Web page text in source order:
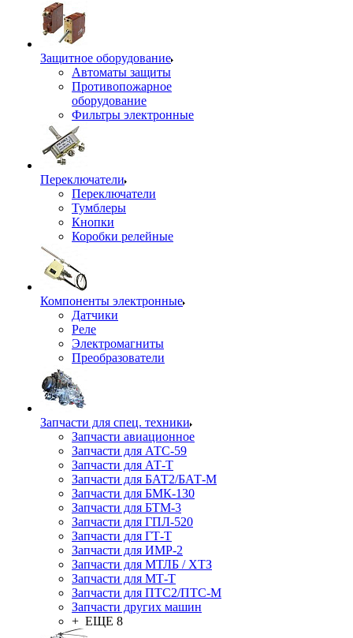
Защитное оборудование
Автоматы защиты
Противопожарное
оборудование
Фильтры электронные
Переключатели
Переключатели
Тумблеры
Кнопки
Коробки релейные
Компоненты электронные
Датчики
Реле
Электромагниты
Преобразователи
Запчасти для спец. техники
Запчасти авиационное
Запчасти для АТС-59
Запчасти для АТ-Т
Запчасти для БАТ2/БАТ-М
Запчасти для БМК-130
Запчасти для БТМ-3
Запчасти для ГПЛ-520
Запчасти для ГТ-Т
Запчасти для ИМР-2
Запчасти для МТЛБ / ХТЗ
Запчасти для МТ-Т
Запчасти для ПТС2/ПТС-М
Запчасти других машин
+ ЕЩЕ 8